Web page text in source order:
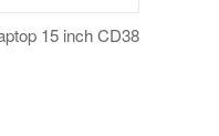
15 inch CD38